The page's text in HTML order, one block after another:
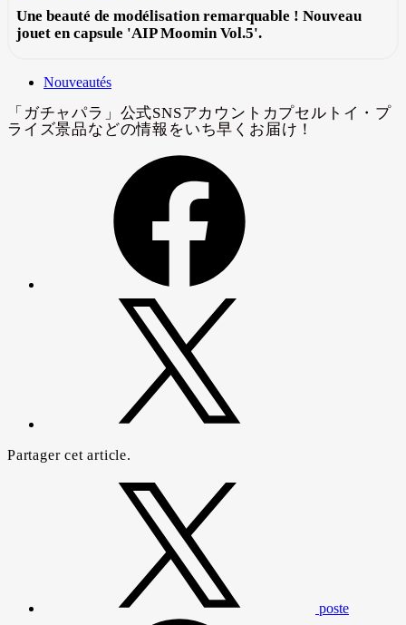
Une beauté de modélisation remarquable ! Nouveau
jouet en capsule 'AIP Moomin Vol.5'.
Nouveautés
Partager cet article.
poste